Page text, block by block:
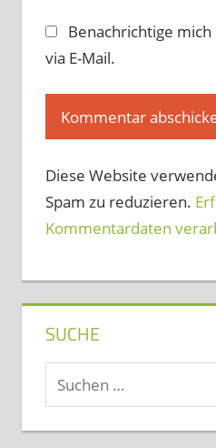
Benachrichtige
via E-Mail.
Diese Website
Spam zu reduzieren.
Kommentardaten
SUCHE
Suchen
nach: